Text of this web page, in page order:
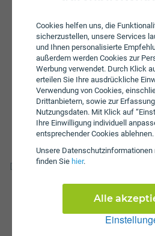
Cookies helfen uns, die
sicherzustellen, unsere Services
und Ihnen personalisierte
außerdem werden Cookies zur
Werbung verwendet. Durch Klick
erteilen Sie Ihre ausdrückliche
Verwendung von Cookies,
Drittanbietern, sowie zur
Nutzungsdaten. Mit Klick auf
Ihre Einwilligung individuell
entsprechender Cookies ablehnen.
Unsere Daten­schutz­informationen
finden Sie hier.
Alle
Es sind Zusatzpakete zum
erhältlich. Bei einem
Die SIM-Karte zum Tarif Georg
können nach Erhalt der Karte